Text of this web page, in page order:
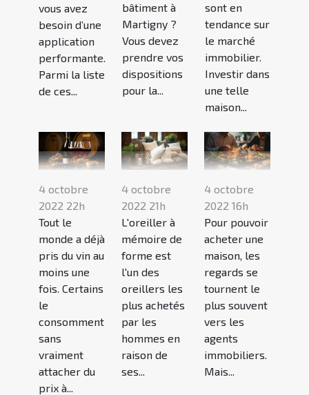
vous avez
besoin d’une
application
performante.
Parmi la liste
de ces...
bâtiment à
Martigny ?
Vous devez
prendre vos
dispositions
pour la...
sont en
tendance sur
le marché
immobilier.
Investir dans
une telle
maison...
4 octobre
2022 22h
Tout le
monde a déjà
pris du vin au
moins une
fois. Certains
le
consomment
sans
vraiment
attacher du
prix à...
4 octobre
2022 21h
L'oreiller à
mémoire de
forme est
l'un des
oreillers les
plus achetés
par les
hommes en
raison de
ses...
4 octobre
2022 16h
Pour pouvoir
acheter une
maison, les
regards se
tournent le
plus souvent
vers les
agents
immobiliers.
Mais...